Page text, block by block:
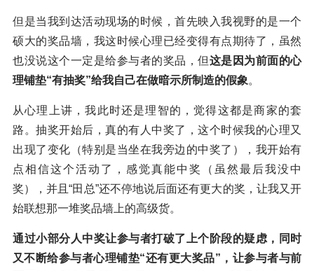
但是当我到达活动现场的时候，首先映入我视野的是一个
硕大的奖品墙，我这时候心理已经变得有点期待了，虽然
也没说这个一定是给参与者的奖品，但这是因为前面的心
理铺垫“有抽奖”给我自己在做暗示所制造的假象。
从心理上讲，我此时还是理智的，觉得这都是商家的套
路。抽奖开始后，真的有人中奖了，这个时候我的心理又
出现了变化（特别是当坐在我旁边的中奖了），我开始有
点相信这个活动了，感觉真能中奖（虽然最后我没中
奖），并且“田总”还不停地说后面还有更大的奖，让我又开
始联想那一堆奖品墙上的高级货。
通过小部分人中奖让参与者打破了上个阶段的疑虑，同时
又不断给参与者心理铺垫“还有更大奖品”，让参与者与前